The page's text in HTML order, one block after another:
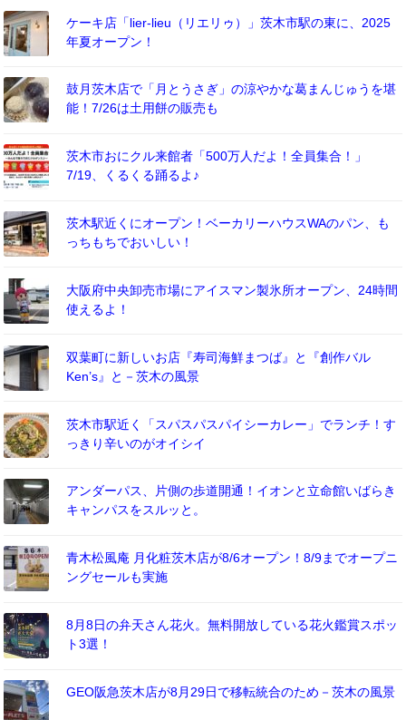
ケーキ店「lier-lieu（リエリゥ）」茨木市駅の東に、2025
年夏オープン！
鼓月茨木店で「月とうさぎ」の涼やかな葛まんじゅうを堪
能！7/26は土用餅の販売も
茨木市おにクル来館者「500万人だよ！全員集合！」
7/19、くるくる踊るよ♪
茨木駅近くにオープン！ベーカリーハウスWAのパン、も
っちもちでおいしい！
大阪府中央卸売市場にアイスマン製氷所オープン、24時間
使えるよ！
双葉町に新しいお店『寿司海鮮まつば』と『創作バル
Ken’s』と－茨木の風景
茨木市駅近く「スパスパスパイシーカレー」でランチ！す
っきり辛いのがオイシイ
アンダーパス、片側の歩道開通！イオンと立命館いばらき
キャンパスをスルッと。
青木松風庵 月化粧茨木店が8/6オープン！8/9までオープニ
ングセールも実施
8月8日の弁天さん花火。無料開放している花火鑑賞スポッ
ト3選！
GEO阪急茨木店が8月29日で移転統合のため－茨木の風景